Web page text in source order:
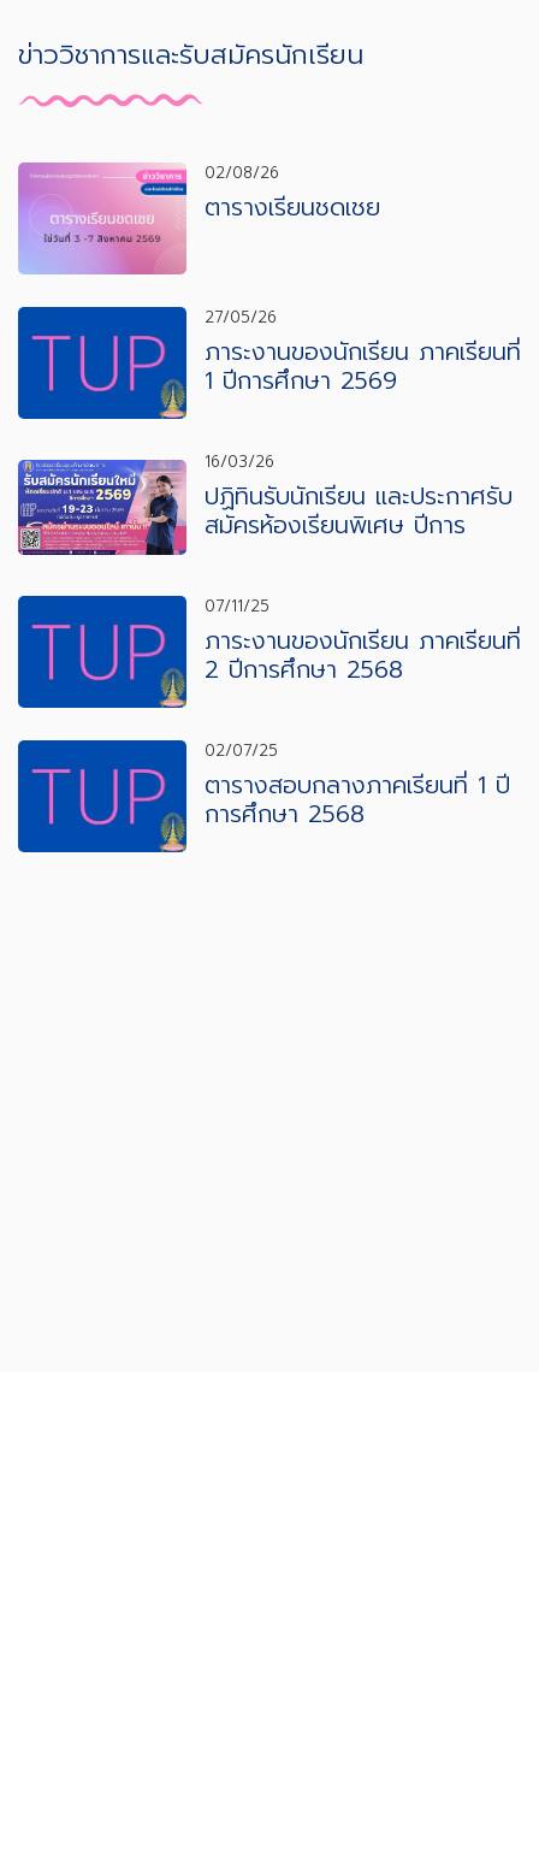
ข่าววิชาการและรับสมัครนักเรียน
02/08/26
ตารางเรียนชดเชย
27/05/26
ภาระงานของนักเรียน ภาคเรียนที่
1 ปีการศึกษา 2569
16/03/26
ปฏิทินรับนักเรียน และประกาศรับ
สมัครห้องเรียนพิเศษ ปีการ
07/11/25
ภาระงานของนักเรียน ภาคเรียนที่
2 ปีการศึกษา 2568
02/07/25
ตารางสอบกลางภาคเรียนที่ 1 ปี
การศึกษา 2568